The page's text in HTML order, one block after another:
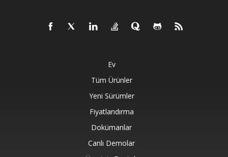
Ev
Tüm Ürünler
Yeni Sürümler
Fiyatlandırma
Dokümanlar
Canlı Demolar